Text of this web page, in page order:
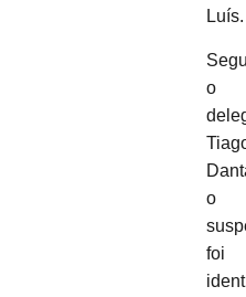
Luís.
o
o
foi